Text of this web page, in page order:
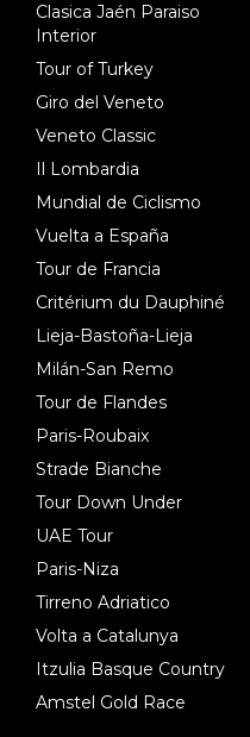
Clasica Jaén Paraiso
Interior
Tour of Turkey
Giro del Veneto
Veneto Classic
Il Lombardia
Mundial de Ciclismo
Vuelta a España
Tour de Francia
Critérium du Dauphiné
Lieja-Bastoña-Lieja
Milán-San Remo
Tour de Flandes
Paris-Roubaix
Strade Bianche
Tour Down Under
UAE Tour
Paris-Niza
Tirreno Adriatico
Volta a Catalunya
Itzulia Basque Country
Amstel Gold Race